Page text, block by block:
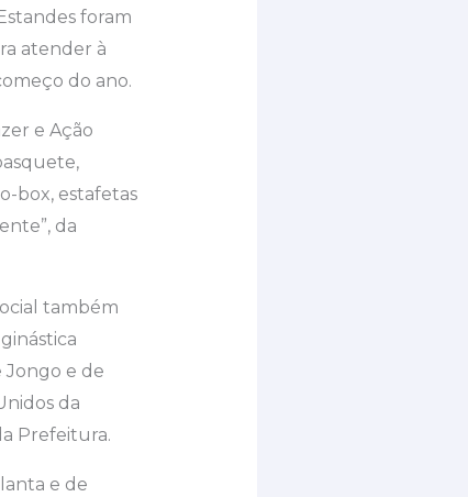
foram
atender à
do ano.
e Ação
box, estafetas
da
também
e de
da
Prefeitura.
e de